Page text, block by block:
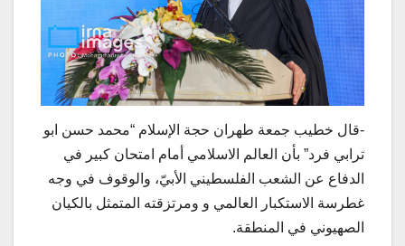
-قال خطيب جمعة طهران حجة الإسلام “محمد حسن ابو
ترابي فرد” بأن العالم الاسلامي أمام امتحان كبير في
الدفاع عن الشعب الفلسطيني الأبيّ، والوقوف في وجه
غطرسة الاستكبار العالمي و ومرتزقته المتمثل بالكيان
الصهيوني في المنطقة.